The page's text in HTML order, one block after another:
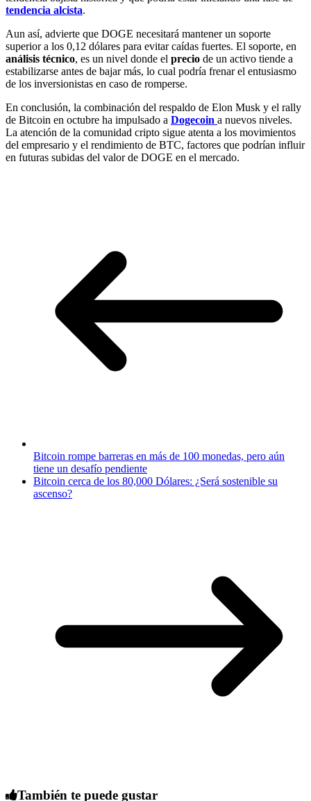
tendencia alcista.
Aun así, advierte que DOGE necesitará mantener un soporte
superior a los 0,12 dólares para evitar caídas fuertes. El soporte, en
análisis técnico, es un nivel donde el precio de un activo tiende a
estabilizarse antes de bajar más, lo cual podría frenar el entusiasmo
de los inversionistas en caso de romperse.
En conclusión, la combinación del respaldo de Elon Musk y el rally
de Bitcoin en octubre ha impulsado a Dogecoin a nuevos niveles.
La atención de la comunidad cripto sigue atenta a los movimientos
del empresario y el rendimiento de BTC, factores que podrían influir
en futuras subidas del valor de DOGE en el mercado.
Bitcoin rompe barreras en más de 100 monedas, pero aún
tiene un desafío pendiente
Bitcoin cerca de los 80,000 Dólares: ¿Será sostenible su
ascenso?
También te puede gustar